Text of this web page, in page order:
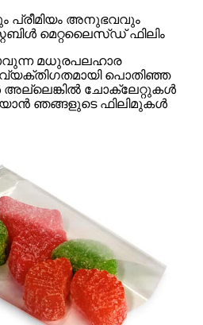
പ്രീമിയം അനുഭവവും
മെറ്റലൈസ്ഡ് ഫിലിം
മധുരപലഹാര
പൊതിഞ്ഞ
അല്ലെങ്കിൽ ചോക്ലേറ്റുകൾ
ഞങ്ങളുടെ ഫിലിമുകൾ